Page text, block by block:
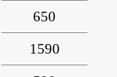
650
1590